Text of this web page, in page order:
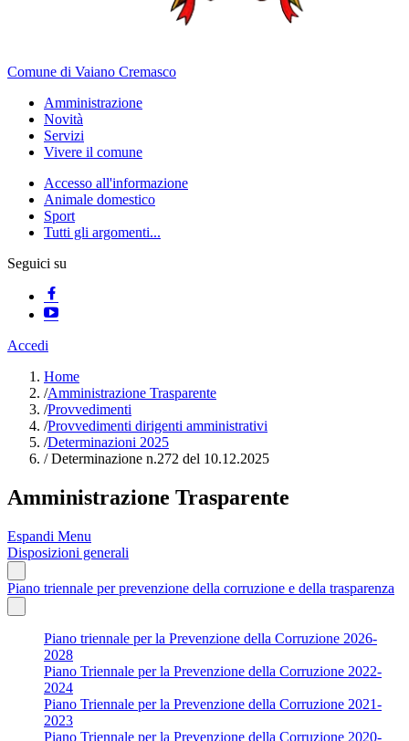
Comune di Vaiano Cremasco
Amministrazione
Novità
Servizi
Vivere il comune
Accesso all'informazione
Animale domestico
Sport
Tutti gli argomenti...
Seguici su
Accedi
Home
/Amministrazione Trasparente
/Provvedimenti
/Provvedimenti dirigenti amministrativi
/Determinazioni 2025
/Determinazione n.272 del 10.12.2025
Amministrazione Trasparente
Espandi Menu
Disposizioni generali
Piano triennale per prevenzione della corruzione e della trasparenza
Piano triennale per la Prevenzione della Corruzione 2026-
2028
Piano Triennale per la Prevenzione della Corruzione 2022-
2024
Piano Triennale per la Prevenzione della Corruzione 2021-
2023
Piano Triennale per la Prevenzione della Corruzione 2020-